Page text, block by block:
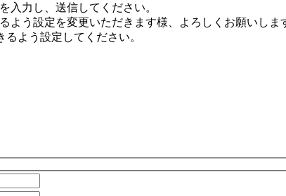
入力し、送信してください。
よう設定を変更いただきます様、よろしくお願いしま
よう設定してください。